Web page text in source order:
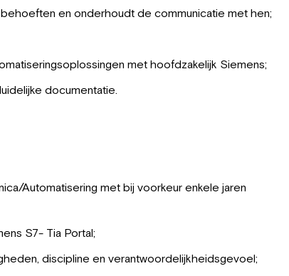
en onderhoudt de communicatie met hen;
met hoofdzakelijk Siemens;
documentatie.
Automatisering met bij voorkeur enkele jaren
S7- Tia Portal;
discipline en verantwoordelijkheidsgevoel;